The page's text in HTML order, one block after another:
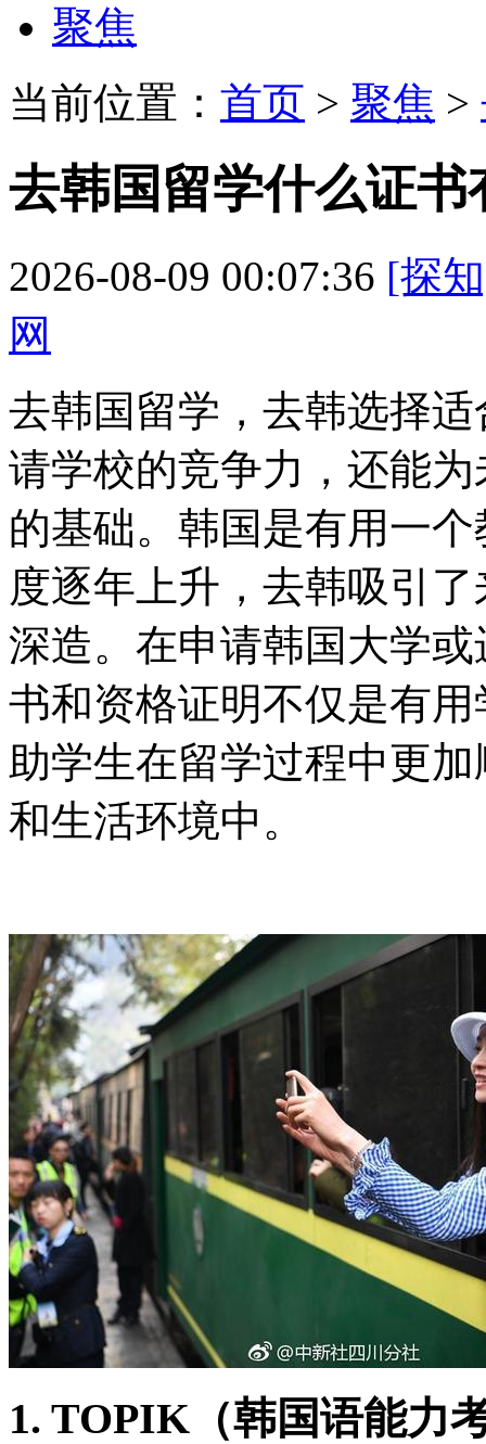
聚焦
当前位置： 首页 > 聚焦 >
去韩国留学什么证书
2026-08-09 00:07:36 [探
网
去韩国留学，去韩选择
请学校的竞争力，还能
的基础。韩国是有用一
度逐年上升，去韩吸引
深造。在申请韩国大学
书和资格证明不仅是有
助学生在留学过程中更
和生活环境中。
1. TOPIK（韩国语能力